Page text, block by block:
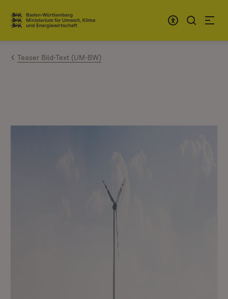
Zum Inhalt springen
Link zur Startseite
Teaser Bild-Text (UM-BW)